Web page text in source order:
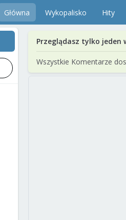
Główna Wykopalisko Hity
Przeglądasz tylko jeden
Wszystkie Komentarze